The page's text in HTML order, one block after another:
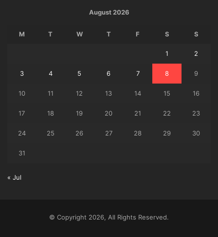
August 2026
M T W T F S S
1 2
3 4 5 6 7 8 9
10 11 12 13 14 15 16
17 18 19 20 21 22 23
24 25 26 27 28 29 30
31
« Jul
© Copyright 2026, All Rights Reserved.